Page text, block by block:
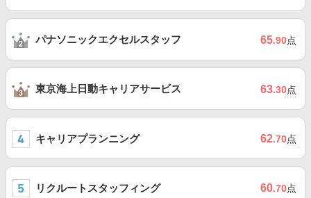
パナソニックエクセルスタッフ 65.90点
東京海上日動キャリアサービス 63.30点
キャリアプランニング 62.70点
リクルートスタッフィング 60.70点